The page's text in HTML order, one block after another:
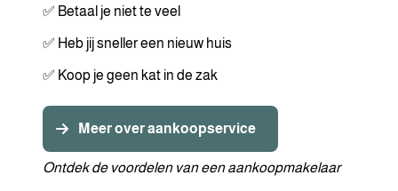
✅ Betaal je niet te veel
✅ Heb jij sneller een nieuw huis
✅ Koop je geen kat in de zak
Meer over aankoopservice
Ontdek de voordelen van een aankoopmakelaar